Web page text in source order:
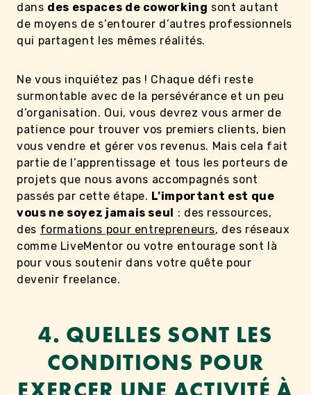
dans des espaces de coworking sont autant
de moyens de s’entourer d’autres professionnels
qui partagent les mêmes réalités.
Ne vous inquiétez pas ! Chaque défi reste
surmontable avec de la persévérance et un peu
d’organisation. Oui, vous devrez vous armer de
patience pour trouver vos premiers clients, bien
vous vendre et gérer vos revenus. Mais cela fait
partie de l’apprentissage et tous les porteurs de
projets que nous avons accompagnés sont
passés par cette étape. L’important est que
vous ne soyez jamais seul : des ressources,
des formations pour entrepreneurs, des réseaux
comme LiveMentor ou votre entourage sont là
pour vous soutenir dans votre quête pour
devenir freelance.
4. QUELLES SONT LES
CONDITIONS POUR